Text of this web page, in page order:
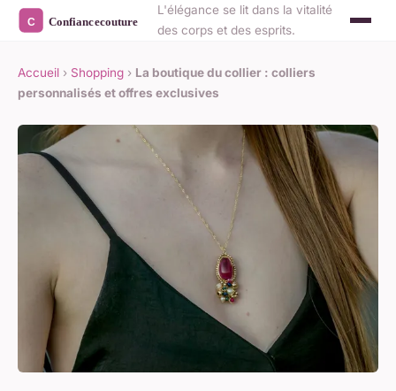
L'élégance se lit dans la vitalité
des corps et des esprits.
Accueil › Shopping › La boutique du collier : colliers
personnalisés et offres exclusives